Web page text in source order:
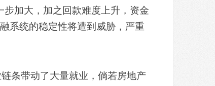
加大，加之回款难度上升，资金
系统的稳定性将遭到威胁，严重
条带动了大量就业，倘若房地产